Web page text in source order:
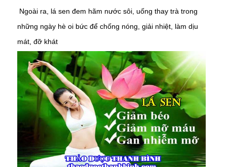
Ngoài ra, lá sen đem hãm nước sôi, uống thay trà trong
những ngày hè oi bức để chống nóng, giải nhiệt, làm dịu
mát, đỡ khát